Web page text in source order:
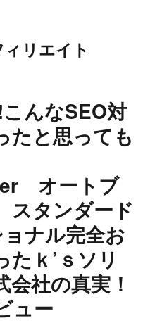
リエイト
んなSEO対
たと思っても
オートブ
タンダード
ナル完全お
ｋ’ｓソリ
社の真実！
ュー